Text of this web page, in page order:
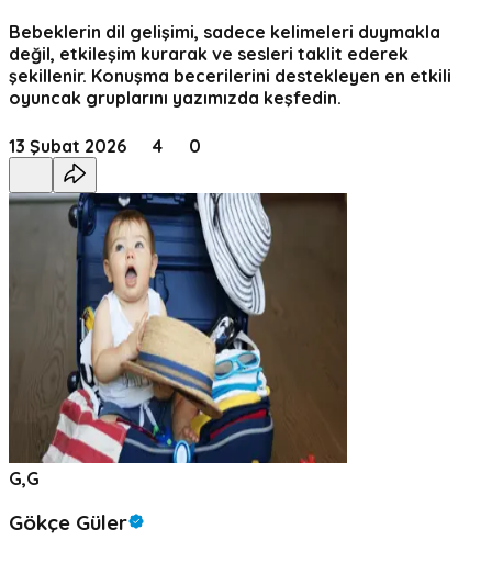
Bebeklerin dil gelişimi, sadece kelimeleri duymakla
değil, etkileşim kurarak ve sesleri taklit ederek
şekillenir. Konuşma becerilerini destekleyen en etkili
oyuncak gruplarını yazımızda keşfedin.
13 Şubat 2026 4 0
G,G
Gökçe Güler